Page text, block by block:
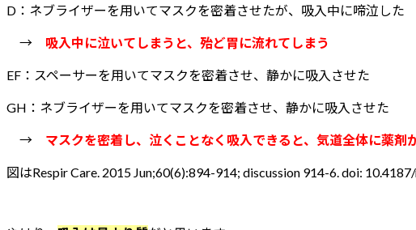
D：ネブライザーを用いてマスクを密着させたが、吸入中に啼泣した
→ 吸入中に泣いてしまうと、殆ど胃に流れてしまう
EF：スペーサーを用いてマスクを密着させ、静かに吸入させた
GH：ネブライザーを用いてマスクを密着させ、静かに吸入させた
→ マスクを密着し、泣くことなく吸入できると、気道全体に薬剤
図はRespir Care. 2015 Jun;60(6):894-914; discussion 914-6. doi: